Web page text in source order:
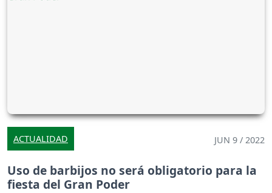
ACTUALIDAD JUN 9 / 2022
Uso de barbijos no será obligatorio para la
fiesta del Gran Poder